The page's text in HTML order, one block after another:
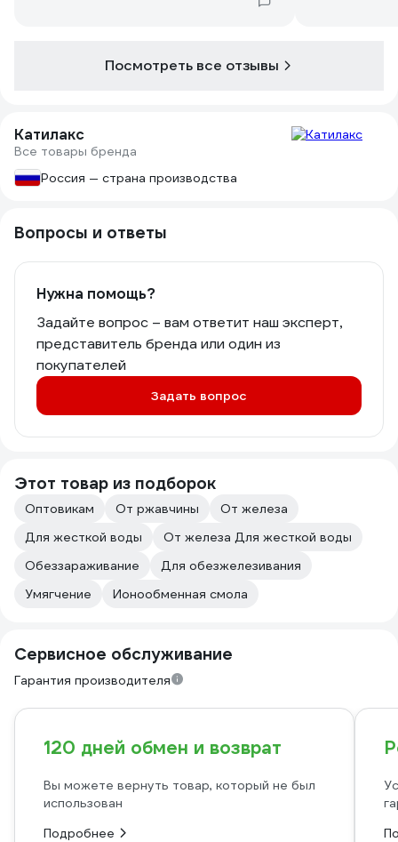
Посмотреть все отзывы
Катилакс
Все товары бренда
Россия — страна производства
Вопросы и ответы
Нужна помощь?
Задайте вопрос – вам ответит наш эксперт,
представитель бренда или один из
покупателей
Задать вопрос
Этот товар из подборок
Оптовикам От ржавчины
От железа
Для жесткой воды
От железа Для жесткой воды
Обеззараживание
Для обезжелезивания
Умягчение
Ионообменная смола
Сервисное обслуживание
Гарантия производителя
120 дней обмен и возврат
Вы можете вернуть товар, который не был
использован
Подробнее